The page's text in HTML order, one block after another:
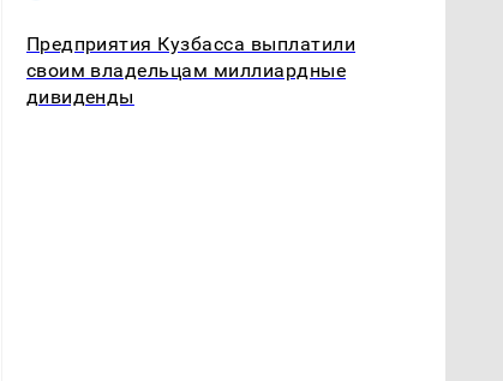
Предприятия Кузбасса выплатили
своим владельцам миллиардные
дивиденды